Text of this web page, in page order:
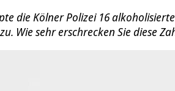
die Kölner Polizei 16
Wie sehr erschrecken Sie diese